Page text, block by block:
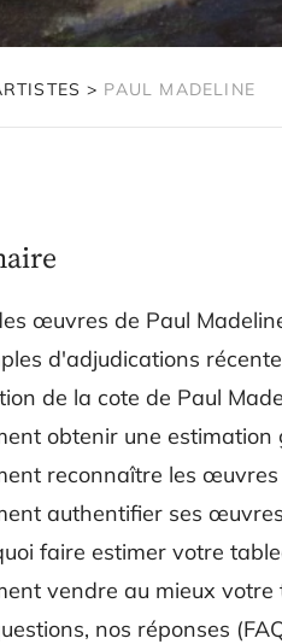
> PAUL MADELINE
œuvres de Paul
d'adjudications
de la cote de Paul
obtenir une
reconnaître les
authentifier ses
faire estimer votre
vendre au mieux votre
nos réponses